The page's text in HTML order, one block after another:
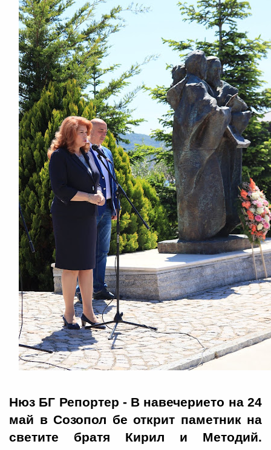
Нюз БГ Репортер - В навечерието на 24
май в Созопол бе открит паметник на
светите братя Кирил и Методий.